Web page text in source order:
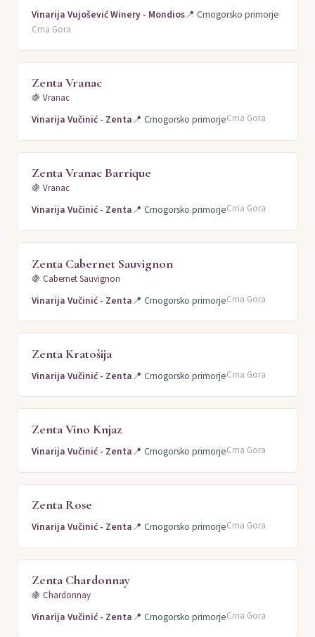
Vinarija Vujošević Winery - Mondios📍 Crnogorsko primorje
Crna Gora
Zenta Vranac
🍇 Vranac
Vinarija Vučinić - Zenta📍 Crnogorsko primorjeCrna Gora
Zenta Vranac Barrique
🍇 Vranac
Vinarija Vučinić - Zenta📍 Crnogorsko primorjeCrna Gora
Zenta Cabernet Sauvignon
🍇 Cabernet Sauvignon
Vinarija Vučinić - Zenta📍 Crnogorsko primorjeCrna Gora
Zenta Kratošija
Vinarija Vučinić - Zenta📍 Crnogorsko primorjeCrna Gora
Zenta Vino Knjaz
Vinarija Vučinić - Zenta📍 Crnogorsko primorjeCrna Gora
Zenta Rose
Vinarija Vučinić - Zenta📍 Crnogorsko primorjeCrna Gora
Zenta Chardonnay
🍇 Chardonnay
Vinarija Vučinić - Zenta📍 Crnogorsko primorjeCrna Gora